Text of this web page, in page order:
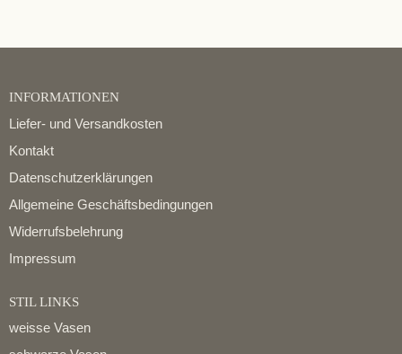
INFORMATIONEN
Liefer- und Versandkosten
Kontakt
Datenschutzerklärungen
Allgemeine Geschäftsbedingungen
Widerrufsbelehrung
Impressum
STIL LINKS
weisse Vasen